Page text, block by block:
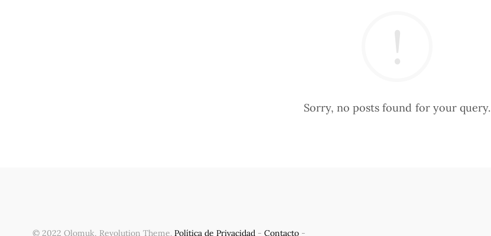
Sorry, no posts found for your query.
© 2022 Olomuk, Revolution Theme.Política de Privacidad -Contacto -